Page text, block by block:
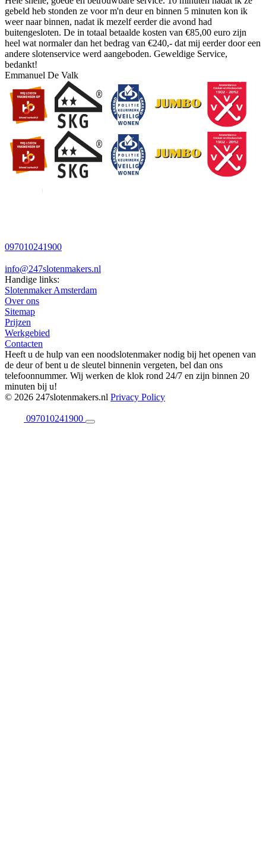
gebeld heb stonden ze voor m'n deur en binnen 5 minuten kon ik
weer naar binnen, nadat ik mezelf eerder die avond had
buitengesloten. De in totaal betaalde kosten van €85,00 euro zijn
heel wat normaler dan het bedrag van €240,- dat mij eerder door een
andere slotenservice werd aangeboden. Geweldige Service,
bedankt!
Emmanuel De Valk
097010241900
info@247slotenmakers.nl
Handige links:
Slotenmaker Amsterdam
Over ons
Sitemap
Prijzen
Werkgebied
Contacten
Heeft u de hulp van een noodslotenmaker nodig bij het openen van
de deur of bent u de sleutel binnenin vergeten, bel dan ons
telefoonnummer. Wij werken de klok rond 24/7 en zijn binnen 20
minuten bij u!
© 2026 247slotenmakers.nl Privacy Policy
097010241900